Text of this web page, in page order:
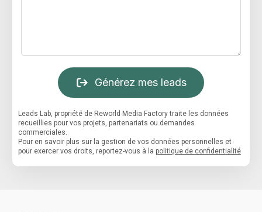
Générez mes leads
Leads Lab, propriété de Reworld Media Factory traite les données
recueillies pour vos projets, partenariats ou demandes
commerciales.
Pour en savoir plus sur la gestion de vos données personnelles et
pour exercer vos droits, reportez-vous à la politique de confidentialité